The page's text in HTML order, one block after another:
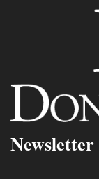
Newsletter